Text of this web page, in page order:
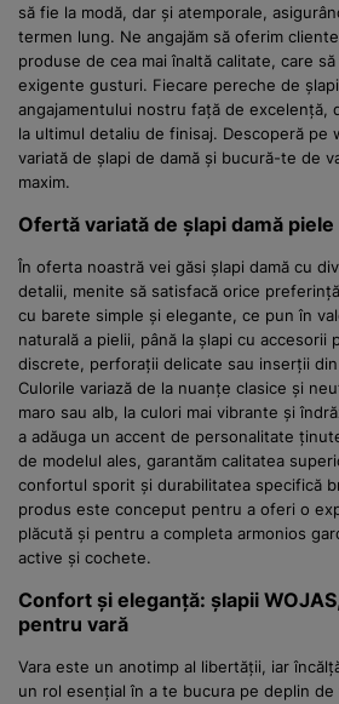
să fie la modă, dar și atemporale,
termen lung. Ne angajăm să oferim
produse de cea mai înaltă calitate, care
exigente gusturi. Fiecare pereche de
angajamentului nostru față de excelență,
la ultimul detaliu de finisaj. Descoperă pe
variată de șlapi de damă și bucură-te de
maxim.
Ofertă variată de șlapi damă
În oferta noastră vei găsi șlapi damă cu
detalii, menite să satisfacă orice
cu barete simple și elegante, ce pun în
naturală a pielii, până la șlapi cu accesorii
discrete, perforații delicate sau inserții
Culorile variază de la nuanțe clasice și
maro sau alb, la culori mai vibrante și
a adăuga un accent de personalitate
de modelul ales, garantăm calitatea
confortul sporit și durabilitatea specifică
produs este conceput pentru a oferi o
plăcută și pentru a completa armonios
active și cochete.
Confort și eleganță: șlapii
pentru vară
Vara este un anotimp al libertății, iar
un rol esențial în a te bucura pe deplin de